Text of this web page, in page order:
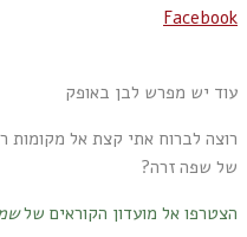
Facebook
עוד יש מפרש לבן באופק
רוצה לברוח אתי קצת אל מקומות
של שפה זרה?
הצטרפו אל מועדון הקוראים של